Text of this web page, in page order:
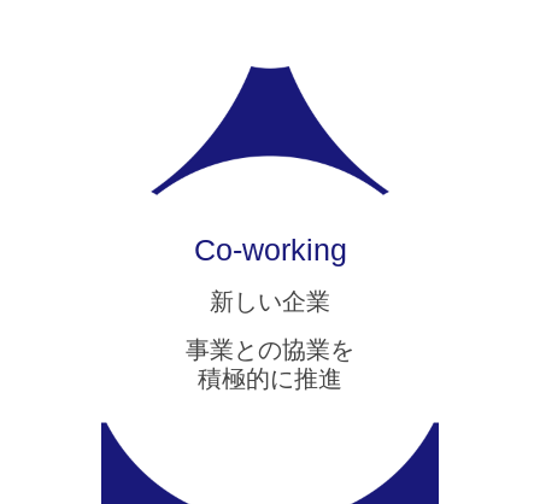
Co-working
新しい企業
事業との協業を
積極的に推進